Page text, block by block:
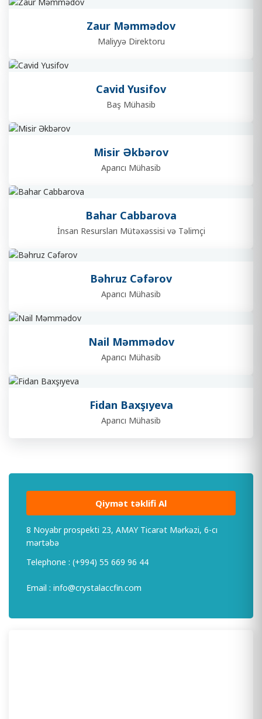
Zaur Məmmədov
Maliyyə Direktoru
Cavid Yusifov
Baş Mühasib
Misir Əkbərov
Aparıcı Mühasib
Bahar Cabbarova
İnsan Resursları Mütəxəssisi və Təlimçi
Bəhruz Cəfərov
Aparıcı Mühasib
Nail Məmmədov
Aparıcı Mühasib
Fidan Baxşıyeva
Aparıcı Mühasib
Qiymət təklifi Al
8 Noyabr prospekti 23, AMAY Ticarət Mərkəzi, 6-cı
mərtəbə
Telephone : (+994) 55 669 96 44
Email : info@crystalaccfin.com